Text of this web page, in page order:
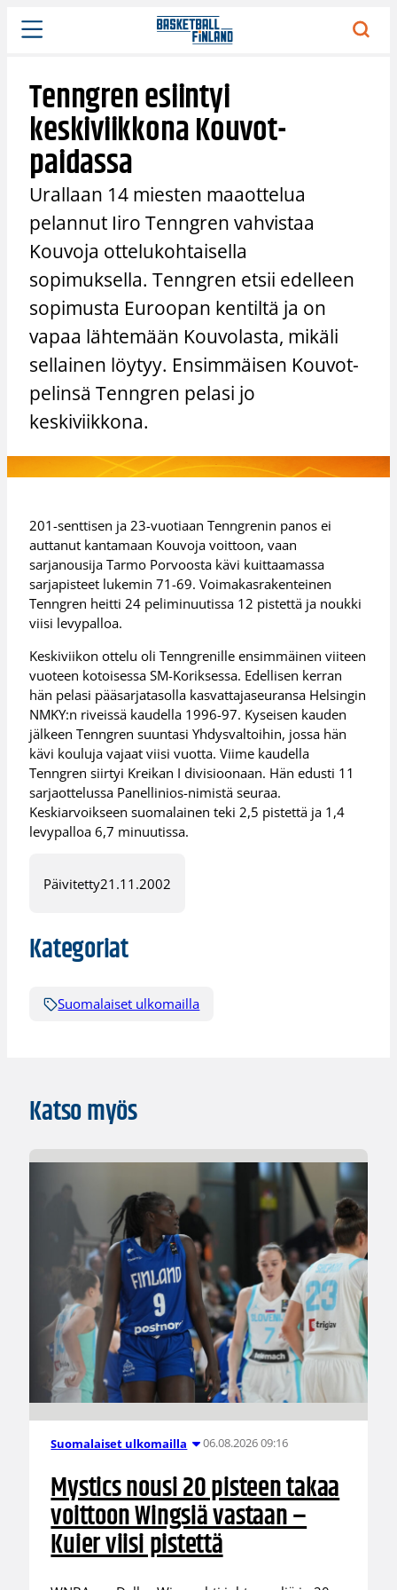
Siirry
sisältöön
Tenngren esiintyi
keskiviikkona Kouvot-
paidassa
Urallaan 14 miesten maaottelua
pelannut Iiro Tenngren vahvistaa
Kouvoja ottelukohtaisella
sopimuksella. Tenngren etsii edelleen
sopimusta Euroopan kentiltä ja on
vapaa lähtemään Kouvolasta, mikäli
sellainen löytyy. Ensimmäisen Kouvot-
pelinsä Tenngren pelasi jo
keskiviikkona.
201-senttisen ja 23-vuotiaan Tenngrenin panos ei
auttanut kantamaan Kouvoja voittoon, vaan
sarjanousija Tarmo Porvoosta kävi kuittaamassa
sarjapisteet lukemin 71-69. Voimakasrakenteinen
Tenngren heitti 24 peliminuutissa 12 pistettä ja noukki
viisi levypalloa.
Keskiviikon ottelu oli Tenngrenille ensimmäinen viiteen
vuoteen kotoisessa SM-Koriksessa. Edellisen kerran
hän pelasi pääsarjatasolla kasvattajaseuransa Helsingin
NMKY:n riveissä kaudella 1996-97. Kyseisen kauden
jälkeen Tenngren suuntasi Yhdysvaltoihin, jossa hän
kävi kouluja vajaat viisi vuotta. Viime kaudella
Tenngren siirtyi Kreikan I divisioonaan. Hän edusti 11
sarjaottelussa Panellinios-nimistä seuraa.
Keskiarvoikseen suomalainen teki 2,5 pistettä ja 1,4
levypalloa 6,7 minuutissa.
Päivitetty21.11.2002
Kategoriat
Suomalaiset ulkomailla
Katso myös
Suomalaiset ulkomailla 06.08.2026 09:16
Mystics nousi 20 pisteen takaa
voittoon Wingsiä vastaan –
Kuier viisi pistettä